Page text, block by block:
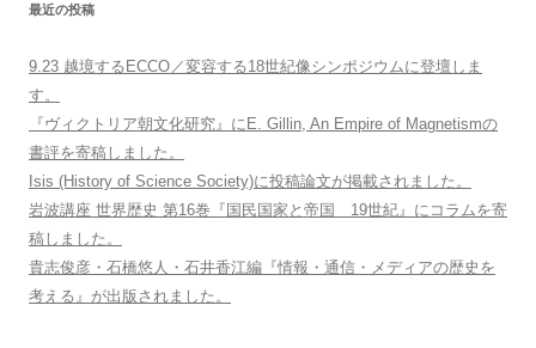
最近の投稿
9.23 越境するECCO／変容する18世紀像シンポジウムに登壇しま
す。
『ヴィクトリア朝文化研究』にE. Gillin, An Empire of Magnetismの
書評を寄稿しました。
Isis (History of Science Society)に投稿論文が掲載されました。
岩波講座 世界歴史 第16巻『国民国家と帝国 19世紀』にコラムを寄
稿しました。
貴志俊彦・石橋悠人・石井香江編『情報・通信・メディアの歴史を
考える』が出版されました。